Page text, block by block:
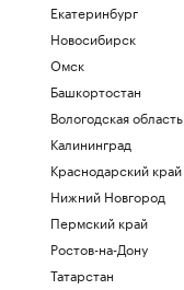
Екатеринбург
Новосибирск
Омск
Башкортостан
Вологодская область
Калининград
Краснодарский край
Нижний Новгород
Пермский край
Ростов-на-Дону
Татарстан